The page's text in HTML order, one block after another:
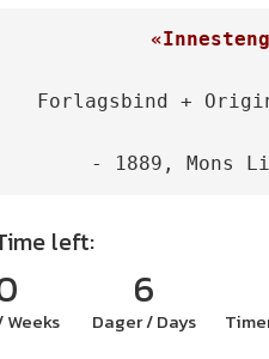
Forlagsbind +
- 1889, Mons
left:
Weeks
6
Dager / Days